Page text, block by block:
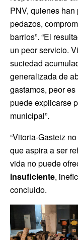
PNV, quienes
pedazos,
barrios”. “El
un peor servicio.
suciedad
generalizada de
gastamos, peor
puede explicarse
municipal”.
“Vitoria-Gasteiz
que aspira a ser
vida no puede
insuficiente,
concluido.